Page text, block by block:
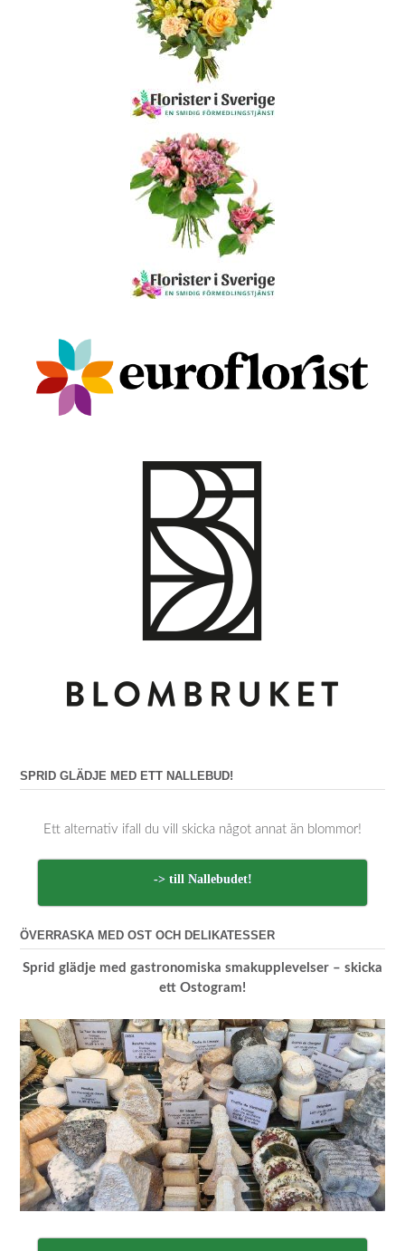
SPRID GLÄDJE MED ETT NALLEBUD!
Ett alternativ ifall du vill skicka något annat än blommor!
-> till Nallebudet!
ÖVERRASKA MED OST OCH DELIKATESSER
Sprid glädje med gastronomiska smakupplevelser – skicka
ett Ostogram!